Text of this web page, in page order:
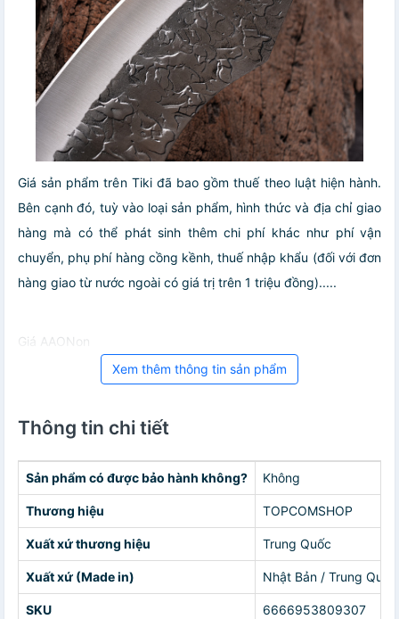
Giá sản phẩm trên Tiki đã bao gồm thuế theo luật hiện hành.
Bên cạnh đó, tuỳ vào loại sản phẩm, hình thức và địa chỉ giao
hàng mà có thể phát sinh thêm chi phí khác như phí vận
chuyển, phụ phí hàng cồng kềnh, thuế nhập khẩu (đối với đơn
hàng giao từ nước ngoài có giá trị trên 1 triệu đồng).....
Giá AAONon
Xem thêm thông tin sản phẩm
Thông tin chi tiết
Sản phẩm có được bảo hành không? Không
Thương hiệu TOPCOMSHOP
Xuất xứ thương hiệu Trung Quốc
Xuất xứ (Made in) Nhật Bản / Trung Quốc
SKU 6666953809307